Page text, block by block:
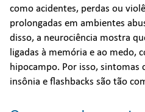
como acidentes, perdas ou
prolongadas em ambientes
disso, a neurociência mostra
ligadas à memória e ao medo,
hipocampo. Por isso, sintomas
insônia e flashbacks são tão